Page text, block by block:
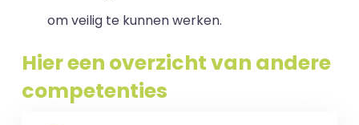
om veilig te kunnen werken.
Hier een overzicht van andere
competenties